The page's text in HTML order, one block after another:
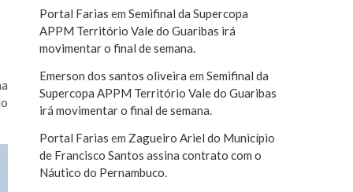
Portal Farias em Semifinal da Supercopa
APPM Território Vale do Guaribas irá
movimentar o final de semana.
Emerson dos santos oliveira em Semifinal da
Supercopa APPM Território Vale do Guaribas
irá movimentar o final de semana.
Portal Farias em Zagueiro Ariel do Município
de Francisco Santos assina contrato com o
Náutico do Pernambuco.